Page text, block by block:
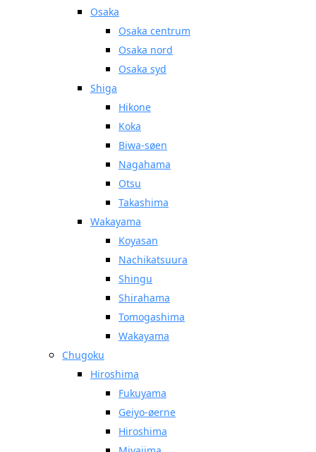
Osaka
Osaka centrum
Osaka nord
Osaka syd
Shiga
Hikone
Koka
Biwa-søen
Nagahama
Otsu
Takashima
Wakayama
Koyasan
Nachikatsuura
Shingu
Shirahama
Tomogashima
Wakayama
Chugoku
Hiroshima
Fukuyama
Geiyo-øerne
Hiroshima